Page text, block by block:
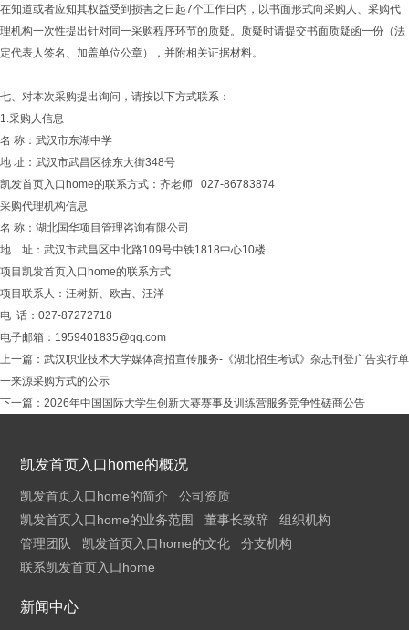
在知道或者应知其权益受到损害之日起7个工作日内，以书面形式向采购人、采购代
理机构一次性提出针对同一采购程序环节的质疑。质疑时请提交书面质疑函一份（法
定代表人签名、加盖单位公章），并附相关证据材料。
七、对本次采购提出询问，请按以下方式联系：
1.采购人信息
名 称：武汉市东湖中学
地 址：武汉市武昌区徐东大街348号
凯发首页入口home的联系方式：齐老师 027-86783874
采购代理机构信息
名 称：湖北国华项目管理咨询有限公司
地 址：武汉市武昌区中北路109号中铁1818中心10楼
项目凯发首页入口home的联系方式
项目联系人：汪树新、欧吉、汪洋
电 话：027-87272718
电子邮箱： 1959401835@qq.com
上一篇： 武汉职业技术大学媒体高招宣传服务-《湖北招生考试》杂志刊登广告实行单
一来源采购方式的公示
下一篇： 2026年中国国际大学生创新大赛赛事及训练营服务竞争性磋商公告
凯发首页入口home的概况
凯发首页入口home的简介
公司资质
凯发首页入口home的业务范围
董事长致辞
组织机构
管理团队
凯发首页入口home的文化
分支机构
联系凯发首页入口home
新闻中心